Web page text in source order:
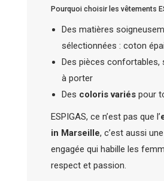
Pourquoi choisir les vêtements
Des matières
sélectionnées : coton
Des pièces confortables,
à porter
Des coloris variéspour
ESPIGAS, ce n’est pas que l’
in Marseille, c’est aussi
engagée qui habille les
respect et passion.